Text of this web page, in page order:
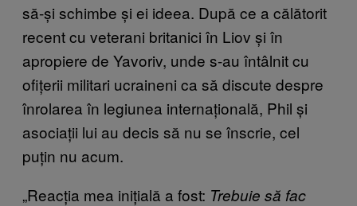
să-și schimbe și ei ideea. După ce a călătorit
recent cu veterani britanici în Liov și în
apropiere de Yavoriv, unde s-au întâlnit cu
ofițerii militari ucraineni ca să discute despre
înrolarea în legiunea internațională, Phil și
asociații lui au decis să nu se înscrie, cel
puțin nu acum.
„Reacția mea inițială a fost: Trebuie să fac